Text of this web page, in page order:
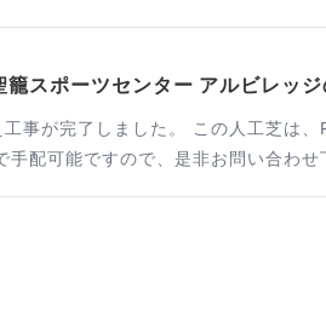
籠スポーツセンター アルビレッ
事が完了しました。 この人工芝は
配可能ですので、是非お問い合わせ